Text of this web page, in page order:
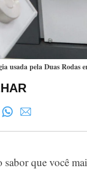
usada pela Duas Rodas
sabor que você